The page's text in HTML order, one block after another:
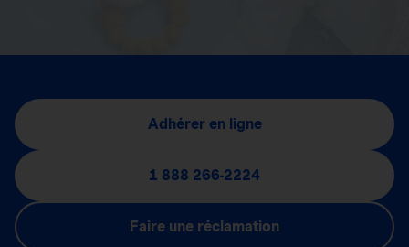
Adhérer en ligne
1 888 266-2224
Faire une réclamation